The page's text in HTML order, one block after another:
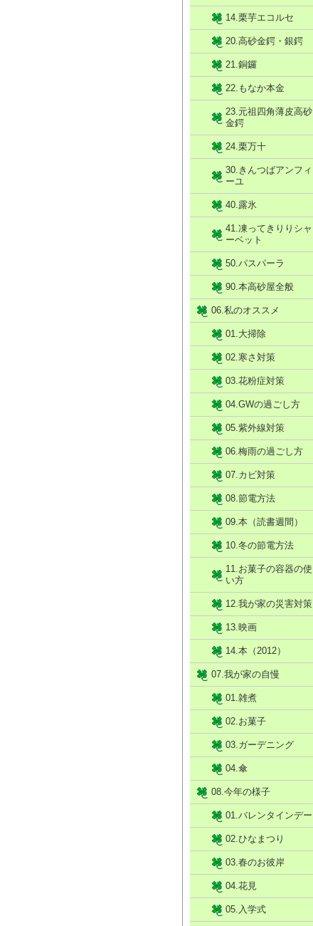
14.栗芋エコルセ
20.高砂金鍔・銀鍔
21.銅鑼
22.もなか本金
23.元祖四角薄皮高砂
金鍔
24.栗万十
30.きんつばアンフィ
ーユ
40.露氷
41.凍ってきりりシャ
ーベット
50.パスパーラ
90.本高砂屋全般
06.私のオススメ
01.大掃除
02.寒さ対策
03.花粉症対策
04.GWの過ごし方
05.紫外線対策
06.梅雨の過ごし方
07.カビ対策
08.節電方法
09.本（読書週間）
10.冬の節電方法
11.お菓子の容器の使
い方
12.我が家の災害対策
13.映画
14.本（2012）
07.我が家の自慢
01.雑煮
02.お菓子
03.ガーデニング
04.傘
08.今年の様子
01.バレンタインデー
02.ひなまつり
03.春のお彼岸
04.花見
05.入学式